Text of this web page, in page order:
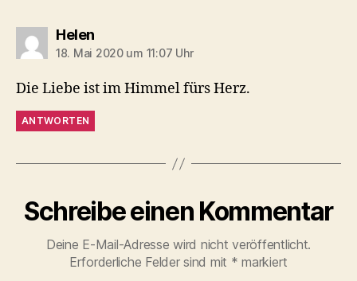
Helensagt:
18. Mai 2020 um 11:07 Uhr
Die Liebe ist im Himmel fürs Herz.
ANTWORTEN
Schreibe einen Kommentar
Deine E-Mail-Adresse wird nicht veröffentlicht.
Erforderliche Felder sind mit * markiert